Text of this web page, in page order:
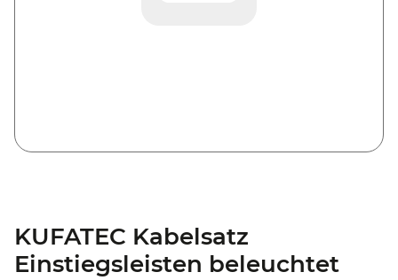
KUFATEC Kabelsatz
Einstiegsleisten beleuchtet